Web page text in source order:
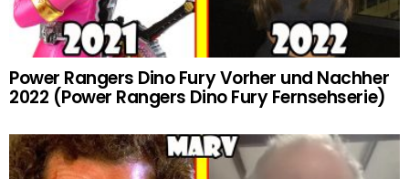
Power Rangers Dino Fury Vorher und Nachher
2022 (Power Rangers Dino Fury Fernsehserie)